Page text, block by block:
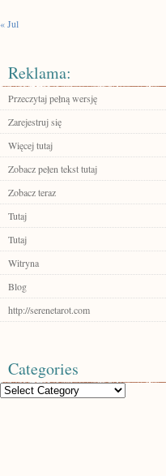
« Jul
Reklama:
Przeczytaj pełną wersję
Zarejestruj się
Więcej tutaj
Zobacz pełen tekst tutaj
Zobacz teraz
Tutaj
Tutaj
Witryna
Blog
http://serenetarot.com
Categories
Categories